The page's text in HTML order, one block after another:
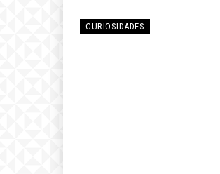
CURIOSIDADES